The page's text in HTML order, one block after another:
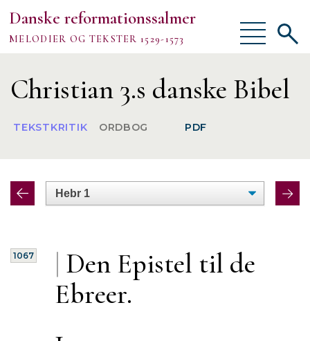
Danske reformationssalmer
MELODIER OG TEKSTER 1529-1573
Vis/skjul
menu
Om
TEKSTER
MELODIER
Vis/
Christian 3.s danske Bibel
TEKSTKRITIK ORDBOG PDF
|
1067 Den Epistel til de
Ebreer.